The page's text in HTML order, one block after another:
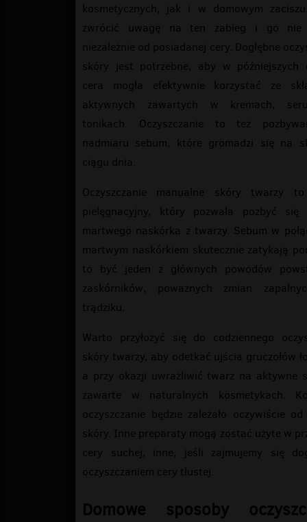
kosmetycznych, jak i w domowym
zwrócić uwagę na ten zabieg i go nie
niezależnie od posiadanej cery. Dogłębne
skóry jest potrzebne, aby w późniejszych
cera mogła efektywnie korzystać ze
aktywnych zawartych w kremach,
tonikach. Oczyszczanie to też
nadmiaru sebum, które gromadzi się na
ciągu dnia.
Oczyszczanie manualne skóry twarzy
pielęgnacyjny, który pozwala pozbyć się
martwego naskórka z twarzy. Sebum w
martwym naskórkiem skutecznie zatykają
to być jeden z głównych powodów
zaskórników, poważnych zmian
trądziku.
Warto przyłożyć się do codziennego
skóry twarzy, aby odetkać ujścia gruczołów
a przy okazji uwrażliwić twarz na aktywne
zawarte w naturalnych kosmetykach.
oczyszczanie będzie zależało oczywiście
skóry. Inne preparaty mogą zostać użyte w
cery suchej, inne, jeśli zajmujemy się
oczyszczaniem cery tłustej.
Domowe sposoby